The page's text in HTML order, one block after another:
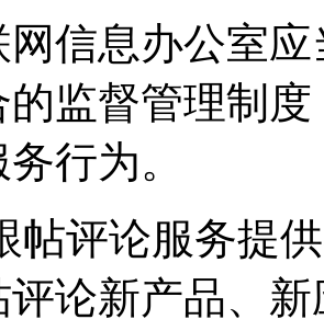
网信息办公室
的监督管理制
行为。
帖评论服务提
评论新产品、